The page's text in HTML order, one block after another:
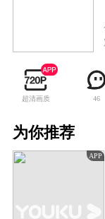
超清画质 46
为你推荐
APP